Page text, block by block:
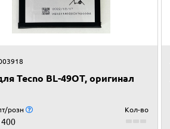
Tecno BL-49OT, оригинал
розн Кол-во